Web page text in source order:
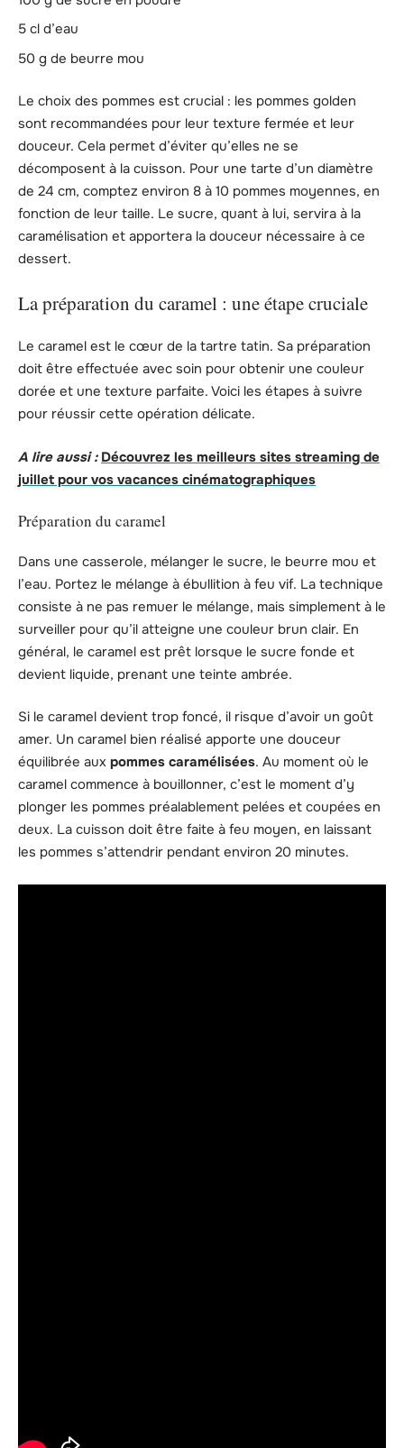
5 cl d’eau
50 g de beurre mou
Le choix des pommes est crucial : les pommes golden
sont recommandées pour leur texture fermée et leur
douceur. Cela permet d’éviter qu’elles ne se
décomposent à la cuisson. Pour une tarte d’un diamètre
de 24 cm, comptez environ 8 à 10 pommes moyennes, en
fonction de leur taille. Le sucre, quant à lui, servira à la
caramélisation et apportera la douceur nécessaire à ce
dessert.
La préparation du caramel : une étape cruciale
Le caramel est le cœur de la tartre tatin. Sa préparation
doit être effectuée avec soin pour obtenir une couleur
dorée et une texture parfaite. Voici les étapes à suivre
pour réussir cette opération délicate.
A lire aussi : Découvrez les meilleurs sites streaming de
juillet pour vos vacances cinématographiques
Préparation du caramel
Dans une casserole, mélanger le sucre, le beurre mou et
l’eau. Portez le mélange à ébullition à feu vif. La technique
consiste à ne pas remuer le mélange, mais simplement à le
surveiller pour qu’il atteigne une couleur brun clair. En
général, le caramel est prêt lorsque le sucre fonde et
devient liquide, prenant une teinte ambrée.
Si le caramel devient trop foncé, il risque d’avoir un goût
amer. Un caramel bien réalisé apporte une douceur
équilibrée aux pommes caramélisées. Au moment où le
caramel commence à bouillonner, c’est le moment d’y
plonger les pommes préalablement pelées et coupées en
deux. La cuisson doit être faite à feu moyen, en laissant
les pommes s’attendrir pendant environ 20 minutes.